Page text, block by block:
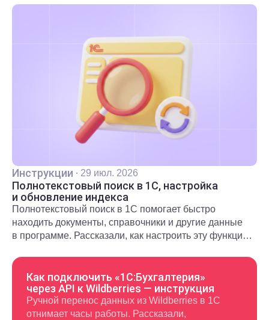
Инструкции · 29 июл. 2026
Полнотекстовый поиск в 1С, настройка
и обновление индекса
Полнотекстовый поиск в 1С помогает быстро
находить документы, справочники и другие данные
в программе. Рассказали, как настроить эту функцию
Как подключить «1С:Бухгалтерия»
через API к Wildberries — инструкция
Ручной перенос данных из Wildberries в 1С
отнимает часы работы. Рассказали,